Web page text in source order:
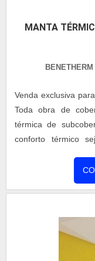
MANTA
BENETHERM
Venda exclusiva
Toda obra de
térmica de
conforto térmico
perfeita cobertura
paredes,
aumento ou a queda